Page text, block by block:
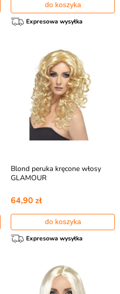
do koszyka
Expresowa wysyłka
Blond peruka kręcone włosy
GLAMOUR
64,90 zł
do koszyka
Expresowa wysyłka